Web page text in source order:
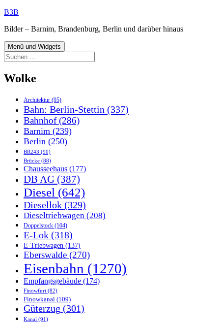
Zum
springen
B3B
Bilder – Barnim, Brandenburg, Berlin und darüber hinaus
Menü und Widgets
Suchen
nach:
Wolke
Architektur (95)
Bahn: Berlin-Stettin (337)
Bahnhof(286)
Barnim (239)
Berlin (250)
BR243 (90)
Brücke (88)
Chausseehaus (177)
DB AG (387)
Diesel (642)
Diesellok (329)
Dieseltriebwagen (208)
Doppelstock (104)
E-Lok (318)
E-Triebwagen (137)
Eberswalde (270)
Eisenbahn (1270)
Empfangsgebäude (174)
Finowfurt (82)
Finowkanal (109)
Güterzug (301)
Kanal (91)